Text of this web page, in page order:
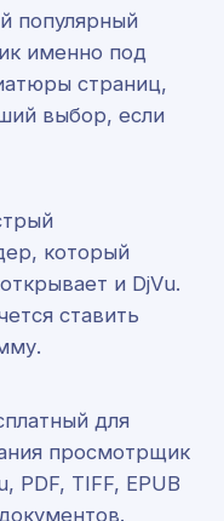
популярный
именно под
страниц,
выбор, если
который
и DjVu.
ставить
для
просмотрщик
PDF, TIFF, EPUB